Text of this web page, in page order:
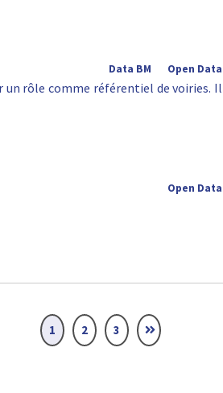
Open Data
Data BM
un rôle comme référentiel de voiries. Il
Open Data
1 2 3